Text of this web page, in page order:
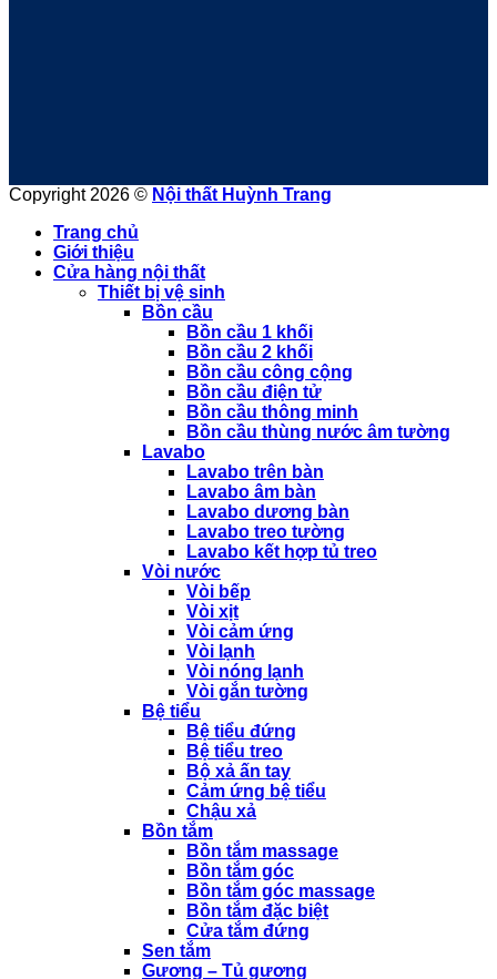
Copyright 2026 © Nội thất Huỳnh Trang
Trang chủ
Giới thiệu
Cửa hàng nội thất
Thiết bị vệ sinh
Bồn cầu
Bồn cầu 1 khối
Bồn cầu 2 khối
Bồn cầu công cộng
Bồn cầu điện tử
Bồn cầu thông minh
Bồn cầu thùng nước âm tường
Lavabo
Lavabo trên bàn
Lavabo âm bàn
Lavabo dương bàn
Lavabo treo tường
Lavabo kết hợp tủ treo
Vòi nước
Vòi bếp
Vòi xịt
Vòi cảm ứng
Vòi lạnh
Vòi nóng lạnh
Vòi gắn tường
Bệ tiểu
Bệ tiểu đứng
Bệ tiểu treo
Bộ xả ấn tay
Cảm ứng bệ tiểu
Chậu xả
Bồn tắm
Bồn tắm massage
Bồn tắm góc
Bồn tắm góc massage
Bồn tắm đặc biệt
Cửa tắm đứng
Sen tắm
Gương – Tủ gương